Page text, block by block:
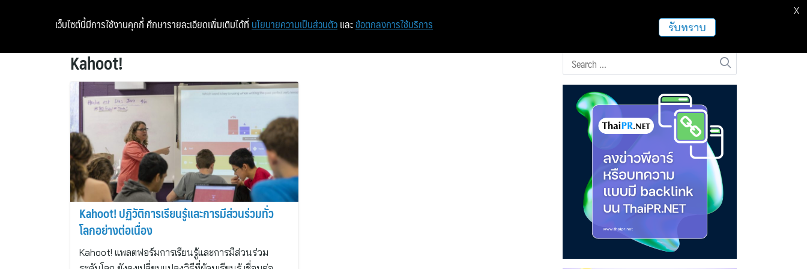
หน้าแรก ท่องเที่ยว ฝากข่าวประชาสัมพันธ์
Kahoot!
Kahoot! ปฏิวัติการเรียนรู้และการมีส่วนร่วมทั่ว
โลกอย่างต่อเนื่อง
Kahoot! แพลตฟอร์มการเรียนรู้และการมีส่วนร่วม
เว็บไซต์นี้มีการใช้งานคุกกี้ ศึกษารายละเอียดเพิ่มเติมได้ที่ นโยบายความเป็นส่วนตัว และ ข้อตกลงการใช้บริการ รับทราบ
X